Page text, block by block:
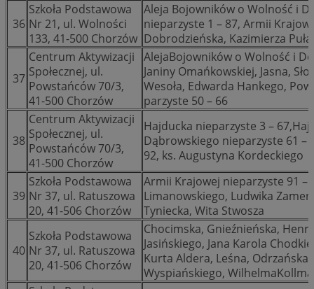
36
Szkoła Podstawowa
Nr 21, ul. Wolności
133, 41-500 Chorzów
Aleja Bojowników o Wolność i
nieparzyste 1 – 87, Armii
Dobrodzieńska, Kazimierza
37
Centrum Aktywizacji
Społecznej, ul.
Powstańców 70/3,
41-500 Chorzów
AlejaBojowników o Wolność i
Janiny Omańkowskiej, Jasna,
Wesoła, Edwarda Hankego,
parzyste 50 – 66
38
Centrum Aktywizacji
Społecznej, ul.
Powstańców 70/3,
41-500 Chorzów
Hajducka nieparzyste 3 –
Dąbrowskiego nieparzyste 61 –
92, ks. Augustyna Kordeckiego
39
Szkoła Podstawowa
Nr 37, ul. Ratuszowa
20, 41-506 Chorzów
Armii Krajowej nieparzyste 91 –
Limanowskiego, Ludwika
Tyniecka, Wita Stwosza
40
Szkoła Podstawowa
Nr 37, ul. Ratuszowa
20, 41-506 Chorzów
Chocimska, Gnieźnieńska,
Jasińskiego, Jana Karola
Kurta Aldera, Leśna,
Wyspiańskiego,